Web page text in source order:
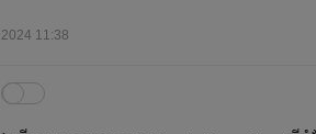
11:38